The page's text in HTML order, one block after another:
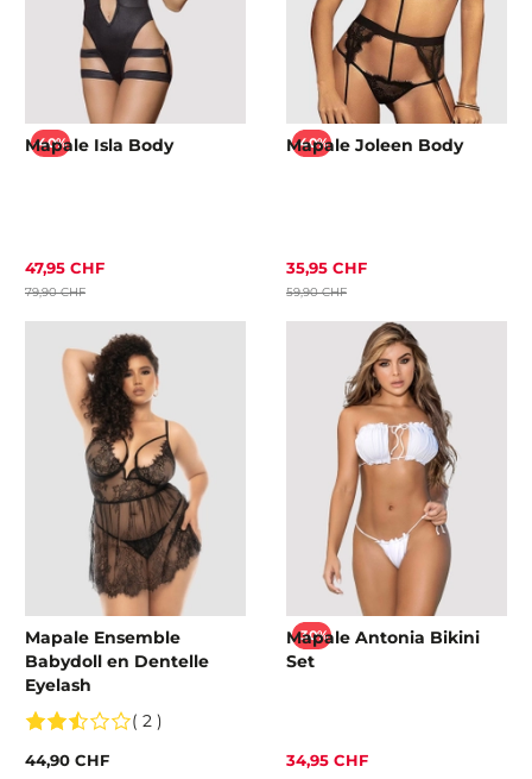
-40%
Mapale Isla Body
47,95 CHF
79,90 CHF
-40%
Mapale Joleen Body
35,95 CHF
59,90 CHF
Mapale Ensemble
Babydoll en Dentelle
Eyelash
( 2 )
44,90 CHF
-30%
Mapale Antonia Bikini
Set
34,95 CHF